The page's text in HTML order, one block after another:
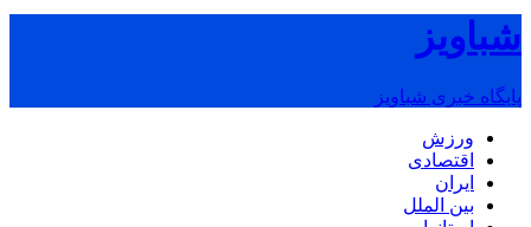
شباویز
پایگاه خبری شباویز
ورزش
اقتصادی
ایران
بین الملل